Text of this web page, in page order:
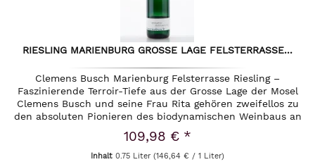
RIESLING MARIENBURG GROSSE LAGE FELSTERRASSE...
Clemens Busch Marienburg Felsterrasse Riesling –
Faszinierende Terroir-Tiefe aus der Grosse Lage der Mosel
Clemens Busch und seine Frau Rita gehören zweifellos zu
den absoluten Pionieren des biodynamischen Weinbaus an
der Mosel. Mit...
109,98 € *
Inhalt0.75 Liter(146,64 € / 1 Liter)